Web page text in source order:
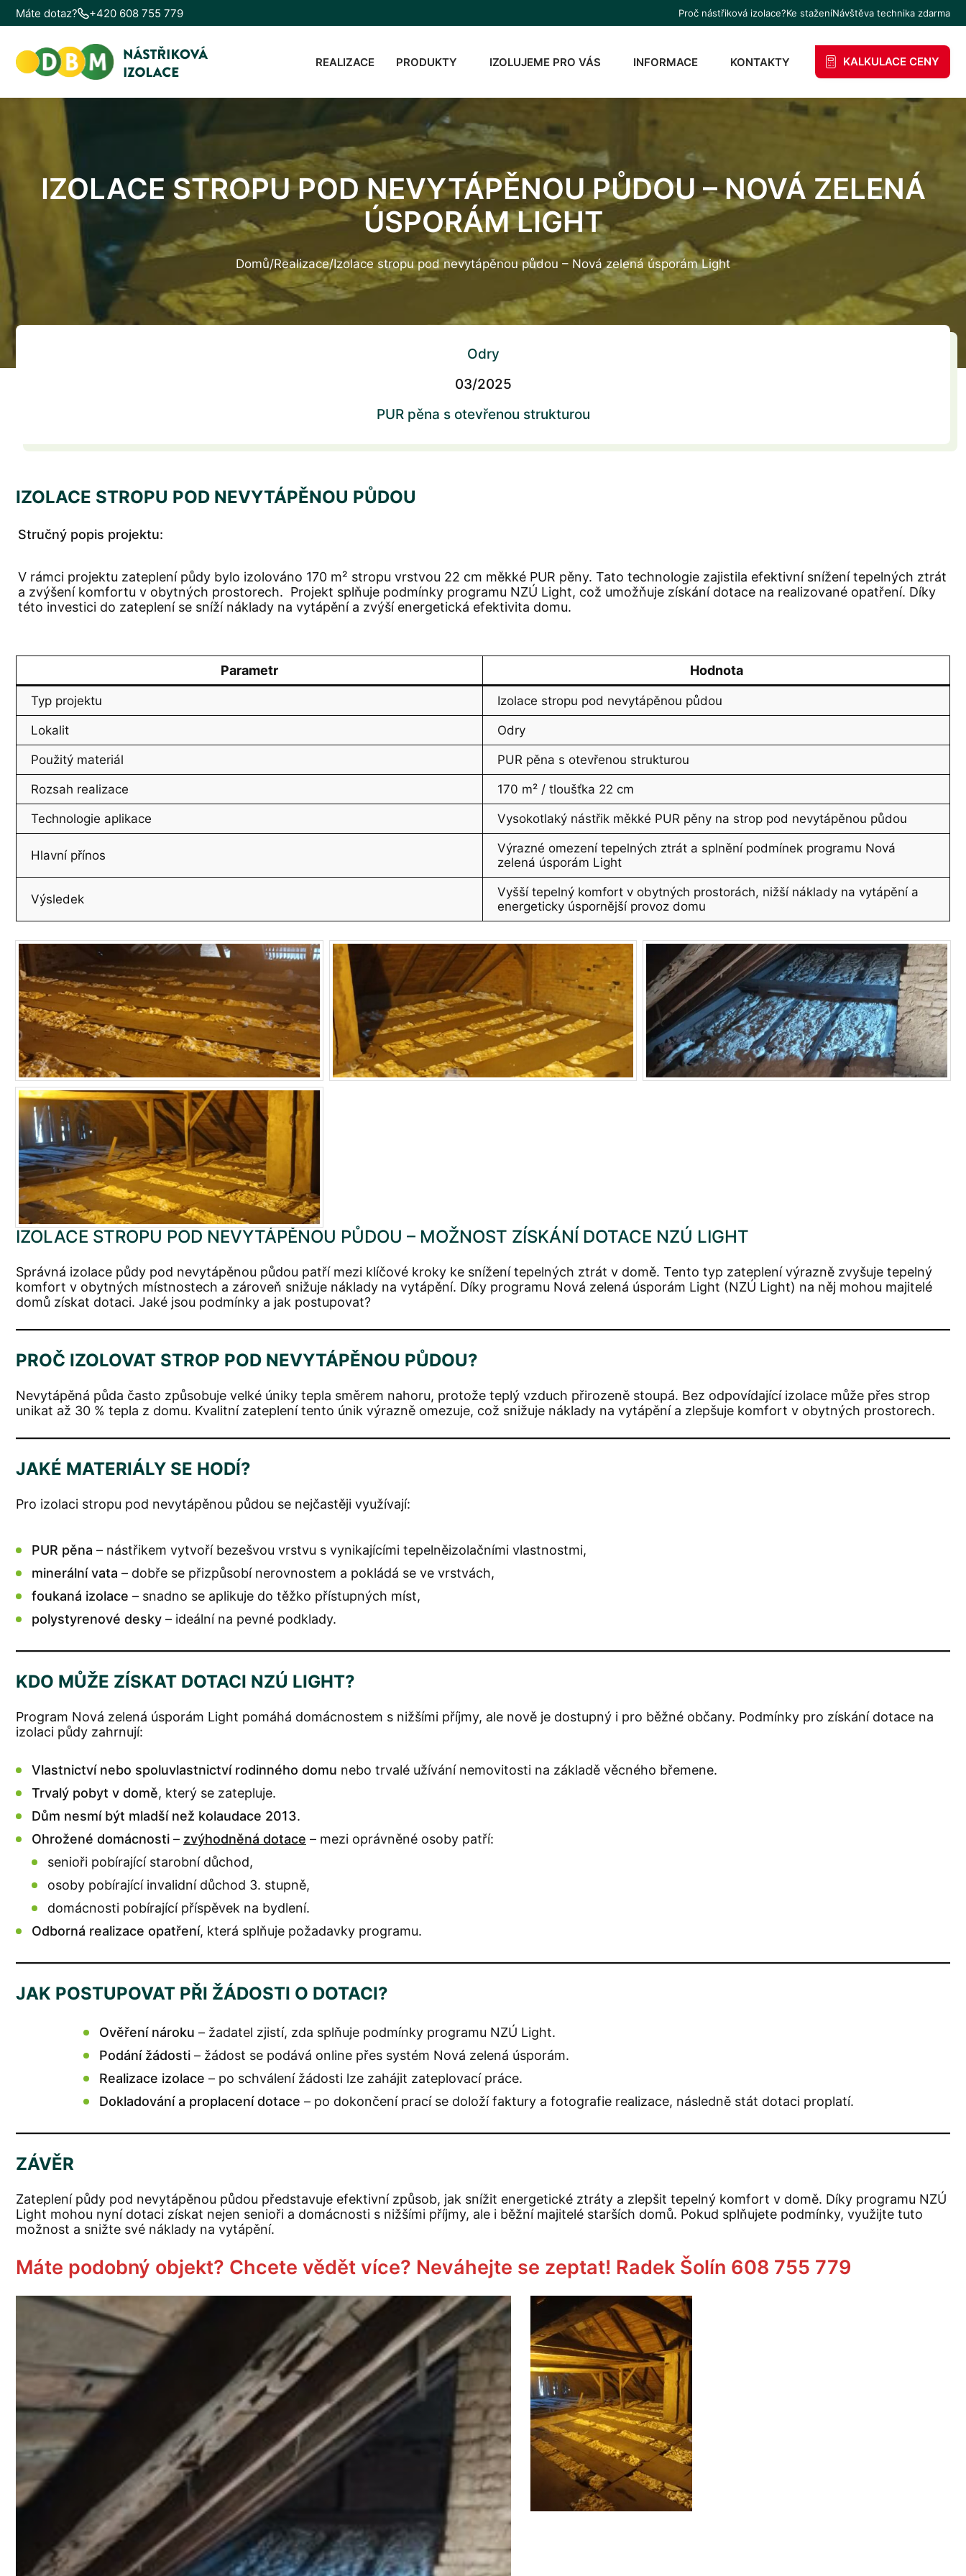
Máte dotaz? +420 608 755 779 Proč nástřiková izolace?Ke staženíNávštěva technika zdarma
REALIZACE PRODUKTY IZOLUJEME PRO VÁS INFORMACE KONTAKTY KALKULACE CENY
IZOLACE STROPU POD NEVYTÁPĚNOU PŮDOU – NOVÁ ZELENÁ
ÚSPORÁM LIGHT
Domů/Realizace/Izolace stropu pod nevytápěnou půdou – Nová zelená úsporám Light
Odry
03/2025
PUR pěna s otevřenou strukturou
IZOLACE STROPU POD NEVYTÁPĚNOU PŮDOU
Stručný popis projektu:
V rámci projektu zateplení půdy bylo izolováno 170 m² stropu vrstvou 22 cm měkké PUR pěny. Tato technologie zajistila efektivní snížení tepelných ztrát
a zvýšení komfortu v obytných prostorech. Projekt splňuje podmínky programu NZÚ Light, což umožňuje získání dotace na realizované opatření. Díky
této investici do zateplení se sníží náklady na vytápění a zvýší energetická efektivita domu.
Parametr Hodnota
Typ projektu Izolace stropu pod nevytápěnou půdou
Lokalit Odry
Použitý materiál PUR pěna s otevřenou strukturou
Rozsah realizace 170 m² / tloušťka 22 cm
Technologie aplikace Vysokotlaký nástřik měkké PUR pěny na strop pod nevytápěnou půdou
Hlavní přínos
Výrazné omezení tepelných ztrát a splnění podmínek programu Nová
zelená úsporám Light
Výsledek
Vyšší tepelný komfort v obytných prostorách, nižší náklady na vytápění a
energeticky úspornější provoz domu
IZOLACE STROPU POD NEVYTÁPĚNOU PŮDOU – MOŽNOST ZÍSKÁNÍ DOTACE NZÚ LIGHT
Správná izolace půdy pod nevytápěnou půdou patří mezi klíčové kroky ke snížení tepelných ztrát v domě. Tento typ zateplení výrazně zvyšuje tepelný
komfort v obytných místnostech a zároveň snižuje náklady na vytápění. Díky programu Nová zelená úsporám Light (NZÚ Light) na něj mohou majitelé
domů získat dotaci. Jaké jsou podmínky a jak postupovat?
PROČ IZOLOVAT STROP POD NEVYTÁPĚNOU PŮDOU?
Nevytápěná půda často způsobuje velké úniky tepla směrem nahoru, protože teplý vzduch přirozeně stoupá. Bez odpovídající izolace může přes strop
unikat až 30 % tepla z domu. Kvalitní zateplení tento únik výrazně omezuje, což snižuje náklady na vytápění a zlepšuje komfort v obytných prostorech.
JAKÉ MATERIÁLY SE HODÍ?
Pro izolaci stropu pod nevytápěnou půdou se nejčastěji využívají:
PUR pěna – nástřikem vytvoří bezešvou vrstvu s vynikajícími tepelněizolačními vlastnostmi,
minerální vata – dobře se přizpůsobí nerovnostem a pokládá se ve vrstvách,
foukaná izolace – snadno se aplikuje do těžko přístupných míst,
polystyrenové desky – ideální na pevné podklady.
KDO MŮŽE ZÍSKAT DOTACI NZÚ LIGHT?
Program Nová zelená úsporám Light pomáhá domácnostem s nižšími příjmy, ale nově je dostupný i pro běžné občany. Podmínky pro získání dotace na
izolaci půdy zahrnují:
Vlastnictví nebo spoluvlastnictví rodinného domu nebo trvalé užívání nemovitosti na základě věcného břemene.
Trvalý pobyt v domě, který se zatepluje.
Dům nesmí být mladší než kolaudace 2013.
Ohrožené domácnosti – zvýhodněná dotace – mezi oprávněné osoby patří:
senioři pobírající starobní důchod,
osoby pobírající invalidní důchod 3. stupně,
domácnosti pobírající příspěvek na bydlení.
Odborná realizace opatření, která splňuje požadavky programu.
JAK POSTUPOVAT PŘI ŽÁDOSTI O DOTACI?
Ověření nároku – žadatel zjistí, zda splňuje podmínky programu NZÚ Light.
Podání žádosti – žádost se podává online přes systém Nová zelená úsporám.
Realizace izolace – po schválení žádosti lze zahájit zateplovací práce.
Dokladování a proplacení dotace – po dokončení prací se doloží faktury a fotografie realizace, následně stát dotaci proplatí.
ZÁVĚR
Zateplení půdy pod nevytápěnou půdou představuje efektivní způsob, jak snížit energetické ztráty a zlepšit tepelný komfort v domě. Díky programu NZÚ
Light mohou nyní dotaci získat nejen senioři a domácnosti s nižšími příjmy, ale i běžní majitelé starších domů. Pokud splňujete podmínky, využijte tuto
možnost a snižte své náklady na vytápění.
Máte podobný objekt? Chcete vědět více? Neváhejte se zeptat! Radek Šolín 608 755 779